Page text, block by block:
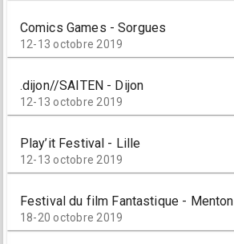
Comics Games - Sorgues
12-13 octobre 2019
.dijon//SAITEN - Dijon
12-13 octobre 2019
Play’it Festival - Lille
12-13 octobre 2019
Festival du film Fantastique - Menton
18-20 octobre 2019